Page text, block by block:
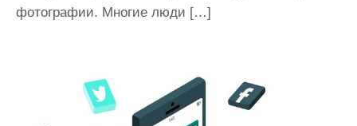
фотографии. Многие люди […]